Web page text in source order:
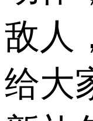
敌人
给大